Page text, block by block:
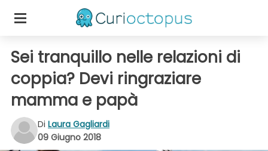
Sei tranquillo nelle relazioni di
coppia? Devi ringraziare
mamma e papà
Di Laura Gagliardi
09 Giugno 2018